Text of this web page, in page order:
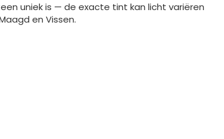
uniek is — de exacte tint kan licht variëren
en Vissen.